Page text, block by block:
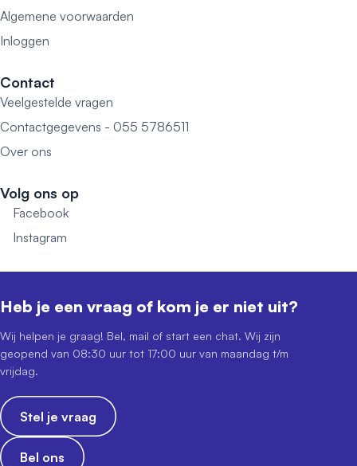
Algemene voorwaarden
Inloggen
Contact
Veelgestelde vragen
Contactgegevens - 055 5786511
Over ons
Volg ons op
Facebook
Instagram
Heb je een vraag of kom je er niet uit?
Wij helpen je graag! Bel, mail of start een chat. Wij zijn
geopend van 08:30 uur tot 17:00 uur van maandag t/m
vrijdag.
Stel je vraag
Bel ons